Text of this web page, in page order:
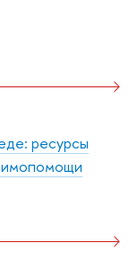
ресурсы